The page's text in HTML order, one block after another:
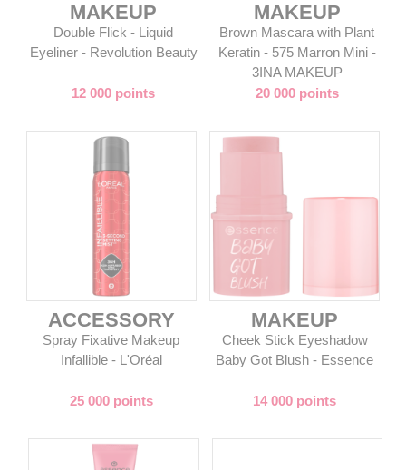
MAKEUP
Double Flick - Liquid
Eyeliner - Revolution Beauty
12 000 points
MAKEUP
Brown Mascara with Plant
Keratin - 575 Marron Mini -
3INA MAKEUP
20 000 points
ACCESSORY
Spray Fixative Makeup
Infallible - L'Oréal
25 000 points
MAKEUP
Cheek Stick Eyeshadow
Baby Got Blush - Essence
14 000 points